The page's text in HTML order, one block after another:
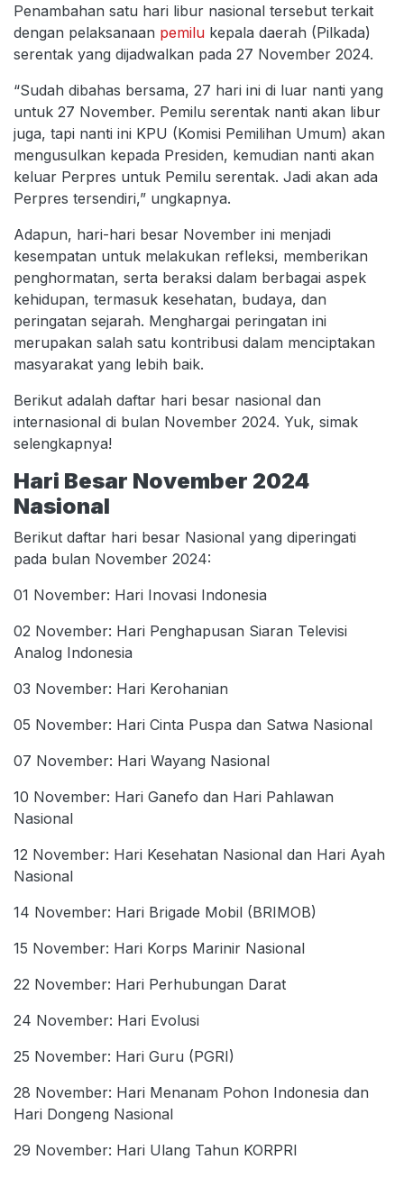
Penambahan satu hari libur nasional tersebut terkait
dengan pelaksanaan pemilu kepala daerah (Pilkada)
serentak yang dijadwalkan pada 27 November 2024.
“Sudah dibahas bersama, 27 hari ini di luar nanti yang
untuk 27 November. Pemilu serentak nanti akan libur
juga, tapi nanti ini KPU (Komisi Pemilihan Umum) akan
mengusulkan kepada Presiden, kemudian nanti akan
keluar Perpres untuk Pemilu serentak. Jadi akan ada
Perpres tersendiri,” ungkapnya.
Adapun, hari-hari besar November ini menjadi
kesempatan untuk melakukan refleksi, memberikan
penghormatan, serta beraksi dalam berbagai aspek
kehidupan, termasuk kesehatan, budaya, dan
peringatan sejarah. Menghargai peringatan ini
merupakan salah satu kontribusi dalam menciptakan
masyarakat yang lebih baik.
Berikut adalah daftar hari besar nasional dan
internasional di bulan November 2024. Yuk, simak
selengkapnya!
Hari Besar November 2024
Nasional
Berikut daftar hari besar Nasional yang diperingati
pada bulan November 2024:
01 November: Hari Inovasi Indonesia
02 November: Hari Penghapusan Siaran Televisi
Analog Indonesia
03 November: Hari Kerohanian
05 November: Hari Cinta Puspa dan Satwa Nasional
07 November: Hari Wayang Nasional
10 November: Hari Ganefo dan Hari Pahlawan
Nasional
12 November: Hari Kesehatan Nasional dan Hari Ayah
Nasional
14 November: Hari Brigade Mobil (BRIMOB)
15 November: Hari Korps Marinir Nasional
22 November: Hari Perhubungan Darat
24 November: Hari Evolusi
25 November: Hari Guru (PGRI)
28 November: Hari Menanam Pohon Indonesia dan
Hari Dongeng Nasional
29 November: Hari Ulang Tahun KORPRI